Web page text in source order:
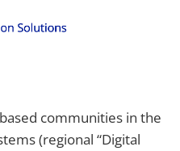
communities in the
(regional “Digital